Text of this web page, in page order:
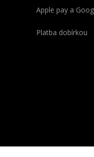
Apple pay a
Platba dobírkou